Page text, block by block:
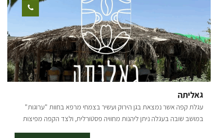
חוצה את כל הנגב הצפוני מיער להב ועד לים, כשבדרך הוא עובר במספר
נביעות המספקות מים לאורך כל השנה, וסביבן פארק שרשרת הנעים, בו
מגוון גדול של בעלי חיים ופריחה בעונת החורף והאביב. הרכיבה בסינגל היא
בכיוון המסומן - עם כיוון השעון. תקציר המסלול: סינגל יוצא מהחניון על
הגדה הדרומית של נחל גרר, בין הבתרונות לעצים. לאחר כ-3 ק"מ הסינגל
יוצא מהחורש ובפיצול ימינה עם הסימון הירוק למסלול הקצר או שמאלה
למסלול הארוך הכחול. המסלול עובר במישורים, נופי שדות, קירות לס
מפה: *המידע מתוך אתרים לה מדווש ומסלולי אופניים בשטח עם קק"ל
גאליתה
עגלת קפה אשר נמצאת בגן הירוק ועשיר בצמחי מרפא בחוות "ערוגות"
במושב שובה בעגלה ניתן ליהנות מחוויה פסטורלית, ולצד הקפה מפיצות